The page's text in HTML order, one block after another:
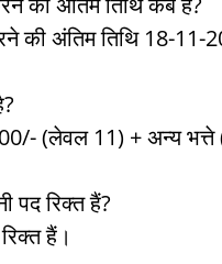
की अंतिम तिथि 18-11-
(लेवल 11) + अन्य
पद रिक्त हैं?
हैं।